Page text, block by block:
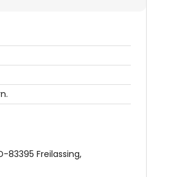
83395 Freilassing,